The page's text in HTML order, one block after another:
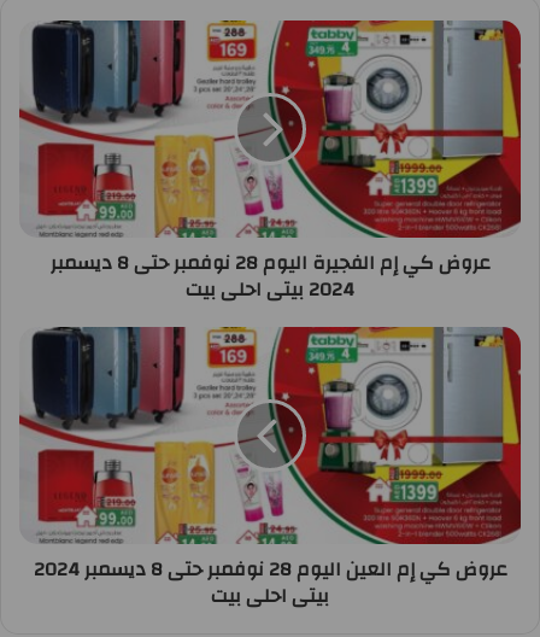
عروض كي إم الفجيرة اليوم 28 نوفمبر حتى 8 ديسمبر
2024 بيتى احلى بيت
عروض كي إم العين اليوم 28 نوفمبر حتى 8 ديسمبر 2024
بيتى احلى بيت